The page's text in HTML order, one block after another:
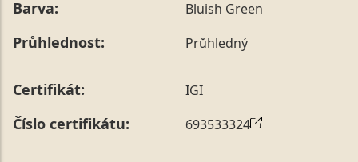
Barva: Bluish Green
Průhlednost: Průhledný
Certifikát: IGI
Číslo certifikátu: 693533324